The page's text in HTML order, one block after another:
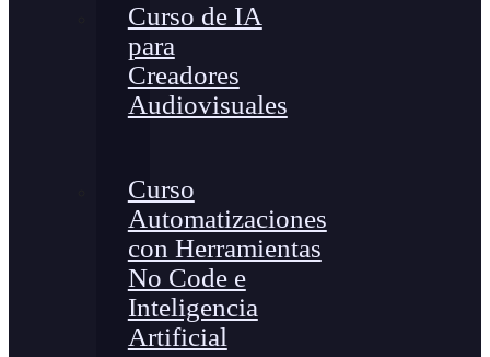
Curso de IA
para
Creadores
Audiovisuales
Curso
Automatizaciones
con Herramientas
No Code e
Inteligencia
Artificial